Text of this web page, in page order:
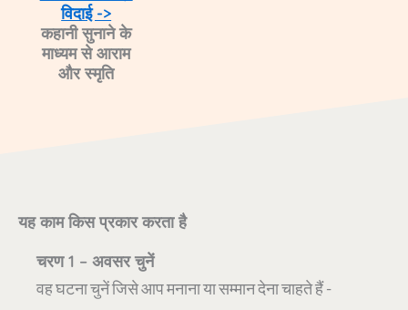
विदाई ->
कहानी सुनाने के
माध्यम से आराम
और स्मृति
यह काम किस प्रकार करता है
चरण 1 – अवसर चुनें
वह घटना चुनें जिसे आप मनाना या सम्मान देना चाहते हैं -